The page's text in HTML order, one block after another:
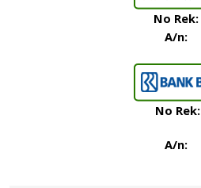
No Rek:
A/n:
No Rek:
A/n: